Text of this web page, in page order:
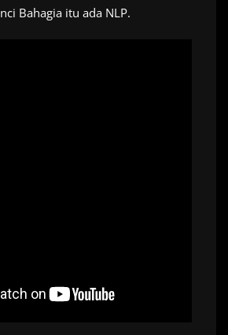
Bahagia itu ada NLP.